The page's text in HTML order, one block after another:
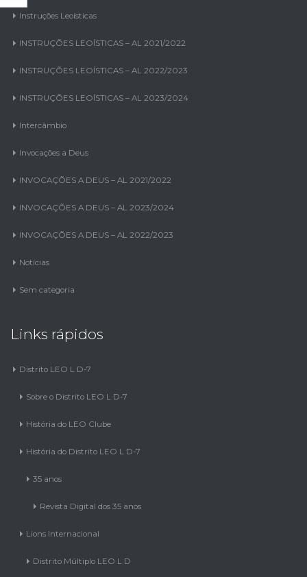
Instruções Leoísticas
INSTRUÇÕES LEOÍSTICAS – AL 2021/2022
INSTRUÇÕES LEOÍSTICAS – AL 2022/2023
INSTRUÇÕES LEOÍSTICAS – AL 2023/2024
Intercâmbio
Invocações a Deus
INVOCAÇÕES A DEUS – AL 2021/2022
INVOCAÇÕES A DEUS – AL 2023/2024
INVOCAÇÕES A DEUS – AL 2022/2023
Notícias
Sem categoria
Links rápidos
Distrito LEO L D-7
Sobre o Distrito LEO L D-7
História do LEO Clube
História do Distrito LEO L D-7
35 anos
Revista Digital dos 35 anos
Lions Internacional
Distrito Múltiplo LEO L D